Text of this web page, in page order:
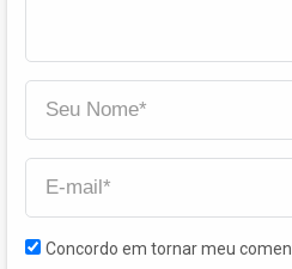
Concordo em tornar meu